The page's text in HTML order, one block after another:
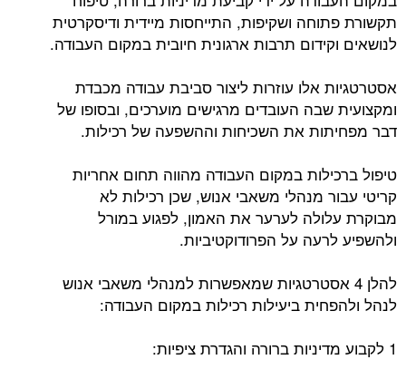
תקשורת פתוחה ושקיפות, התייחסות מיידית ודיסקרטית
לנושאים וקידום תרבות ארגונית חיובית במקום העבודה.
אסטרטגיות אלו עוזרות ליצור סביבת עבודה מכבדת
ומקצועית שבה העובדים מרגישים מוערכים, ובסופו של
דבר מפחיתות את השכיחות וההשפעה של רכילות.
טיפול ברכילות במקום העבודה מהווה תחום אחריות
קריטי עבור מנהלי משאבי אנוש, שכן רכילות לא
מבוקרת עלולה לערער את האמון, לפגוע במורל
ולהשפיע לרעה על הפרודוקטיביות.
להלן 4 אסטרטגיות שמאפשרות למנהלי משאבי אנוש
לנהל ולהפחית ביעילות רכילות במקום העבודה:
1 לקבוע מדיניות ברורה והגדרת ציפיות: